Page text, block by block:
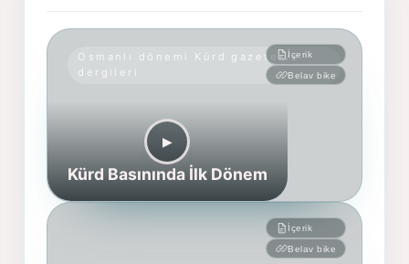
Osmanlı dönemi Kürd gazete ve
dergileri
İçerik
Belav bike
▶︎
Kürd Basınında İlk Dönem
İçerik
Belav bike